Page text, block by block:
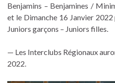
Benjamins – Benjamines /
et le Dimanche 16 Janvier
Juniors garçons – Juniors filles.
— Les Interclubs Régionaux
2022.